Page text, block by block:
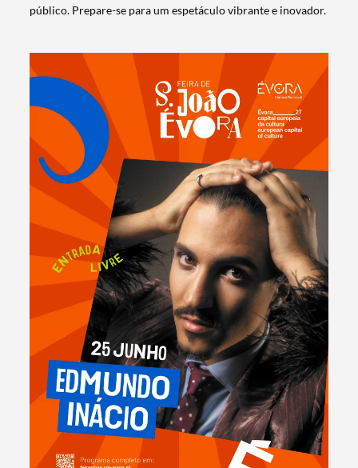
público. Prepare-se para um espetáculo vibrante e inovador.